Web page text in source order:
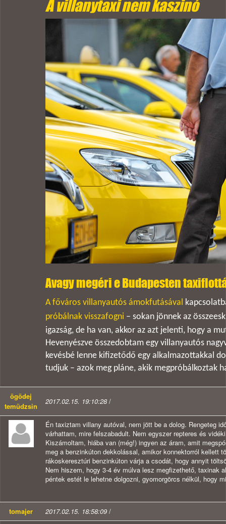
A villanytaxi nem kaszinó
Avagy megéri e Budapesten
A főváros villanyautós ámokfutásával
próbálnak visszafogni – sokan jönnek az
igazság, de ha van, akkor az azt jelenti, hogy a
Hevenyészve összedobtam egy villanyautós
kevésbé lenne kifizetődő egy alkalmazottakkal
tudjuk – azok meg pláne, akik megpróbálkoztak
ögödej
temüdzsin
2017.02.15. 19:10:28 /
Én taxiztam villany autóval, nem jött be a dolog. Rengeteg
várhattam, mire felszabadult. Nem egyszer repteres és
Kiszámoltam, hiába van (még!) ingyen az áram, amit
meg a benzinkúton dekkolással, amikor konnektorról kellett
rákoskeresztúri benzinkúton várja a csodát, hogy annyit
Nem hiszem, hogy 3-4 év múlva lesz megfizethető, taxinak
péntek estét le lehetne dolgozni, gyomorgörcs nélkül, hogy
tomajer 2017.02.15. 18:58:09 /